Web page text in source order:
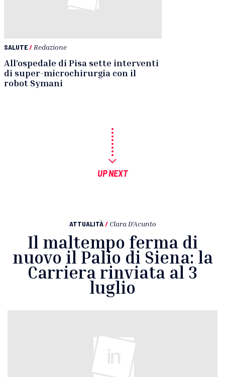
SALUTE/ Redazione
All’ospedale di Pisa sette interventi
di super-microchirurgia con il
robot Symani
UP NEXT
ATTUALITÀ / Clara D'Acunto
Il maltempo ferma di
nuovo il Palio di Siena: la
Carriera rinviata al 3
luglio